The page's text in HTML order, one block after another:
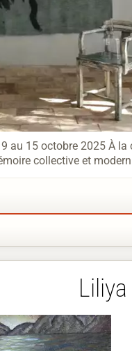
au 15 octobre 2025 À la
collective et